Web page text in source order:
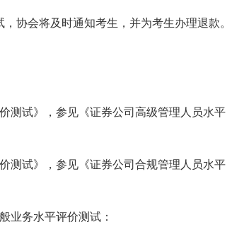
协会将及时通知考生，并为考生办理退款。
测试》，参见《证券公司高级管理人员水平
测试》，参见《证券公司合规管理人员水平
业务水平评价测试：